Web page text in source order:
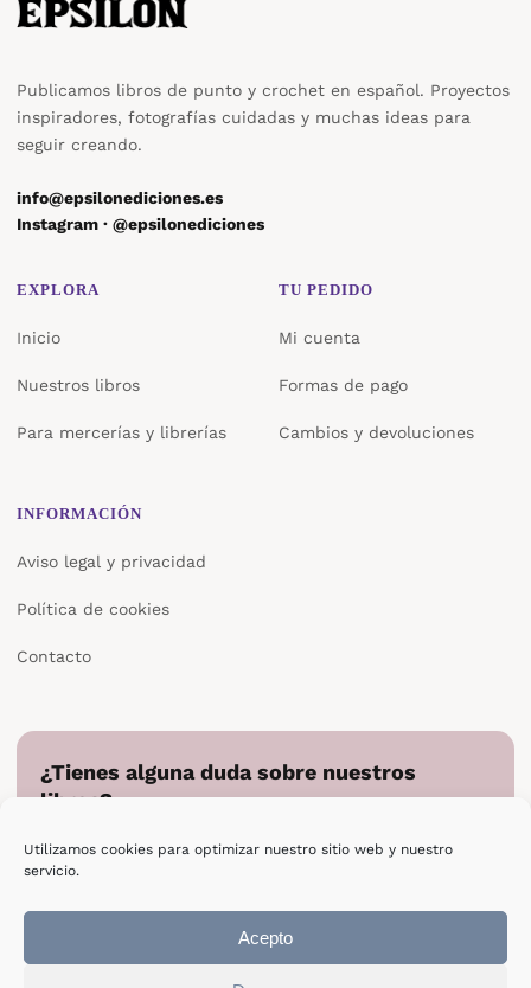
Utilizamos cookies para optimizar nuestro sitio web y nuestro
servicio.
Acepto
Publicamos libros de punto y crochet en español. Proyectos
inspiradores, fotografías cuidadas y muchas ideas para
seguir creando.
info@epsilonediciones.es
Instagram · @epsilonediciones
EXPLORA
Inicio
Nuestros libros
Para mercerías y librerías
TU PEDIDO
Mi cuenta
Formas de pago
Cambios y devoluciones
INFORMACIÓN
Aviso legal y privacidad
Política de cookies
Contacto
¿Tienes alguna duda sobre nuestros
libros?
directamente.
Escribir a Epsilon